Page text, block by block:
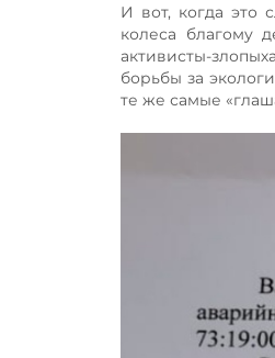
И вот, когда это
колеса благому
активисты-
борьбы за
те же самые